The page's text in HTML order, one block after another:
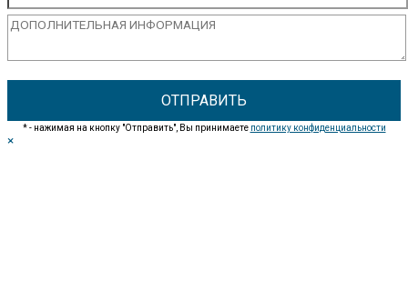
* - нажимая на кнопку "Отправить", Вы принимаете политику конфиденциальности
×